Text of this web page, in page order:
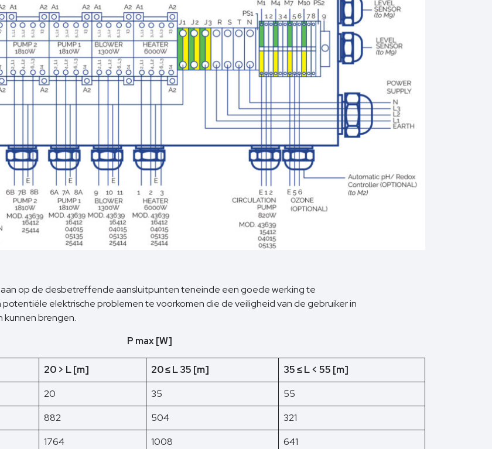
aan op de desbetreffende aansluitpunten teneinde een goede werking te
potentiële elektrische problemen te voorkomen die de veiligheid van de gebruiker in
kunnen brengen.
P max [W]
20 > L [m] 20 ≤ L 35 [m]
35 ≤ L < 55 [m]
20 35
55
882 504
321
1764 1008
641